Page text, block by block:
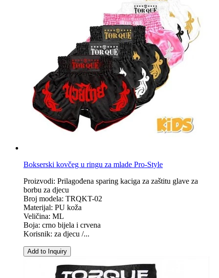
Bokserski kovčeg u ringu za mlade Pro-Style
Proizvodi: Prilagođena sparing kaciga za zaštitu glave za
borbu za djecu
Broj modela: TRQKT-02
Materijal: PU koža
Veličina: ML
Boja: crno bijela i crvena
Korisnik: za djecu /...
Add to Inquiry